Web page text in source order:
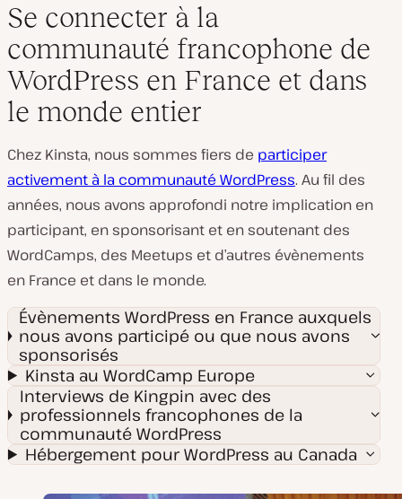
Se connecter à la
communauté francophone de
WordPress en France et dans
le monde entier
Chez Kinsta, nous sommes fiers de participer
activement à la communauté WordPress. Au fil des
années, nous avons approfondi notre implication en
participant, en sponsorisant et en soutenant des
WordCamps, des Meetups et d’autres évènements
en France et dans le monde.
Évènements WordPress en France auxquels
nous avons participé ou que nous avons
sponsorisés
Kinsta au WordCamp Europe
Interviews de Kingpin avec des
professionnels francophones de la
communauté WordPress
Hébergement pour WordPress au Canada